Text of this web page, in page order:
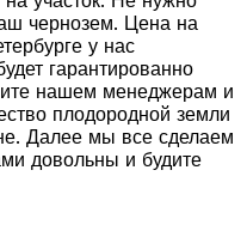
чернозем. Цена на
у нас
гарантированно
нашем менеджерам и
плодородной земли
Далее мы все сделаем
довольны и будите